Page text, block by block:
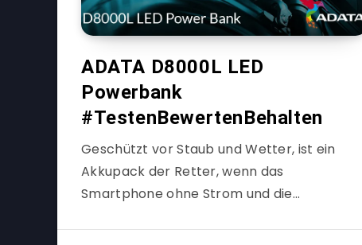
ADATA D8000L LED
Powerbank
#TestenBewertenBehalten
Geschützt vor Staub und Wetter, ist ein
Akkupack der Retter, wenn das
Smartphone ohne Strom und die…